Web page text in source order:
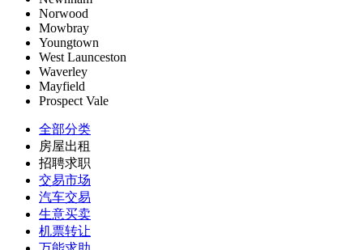
Norwood
Mowbray
Youngtown
West Launceston
Waverley
Mayfield
Prospect Vale
全部分类
房屋出租
招聘求职
交易市场
汽车交易
生意买卖
机票转让